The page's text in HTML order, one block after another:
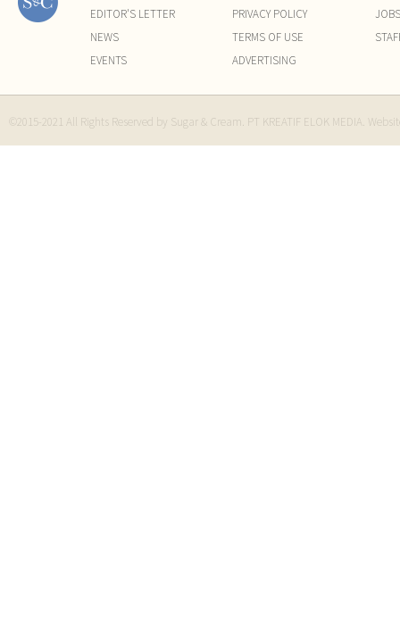
EDITOR'S LETTER
NEWS
EVENTS
PRIVACY POLICY
TERMS OF USE
ADVERTISING
JOBS
©2015-2021 All Rights Reserved by Sugar & Cream. PT KREATIF ELOK MEDIA.